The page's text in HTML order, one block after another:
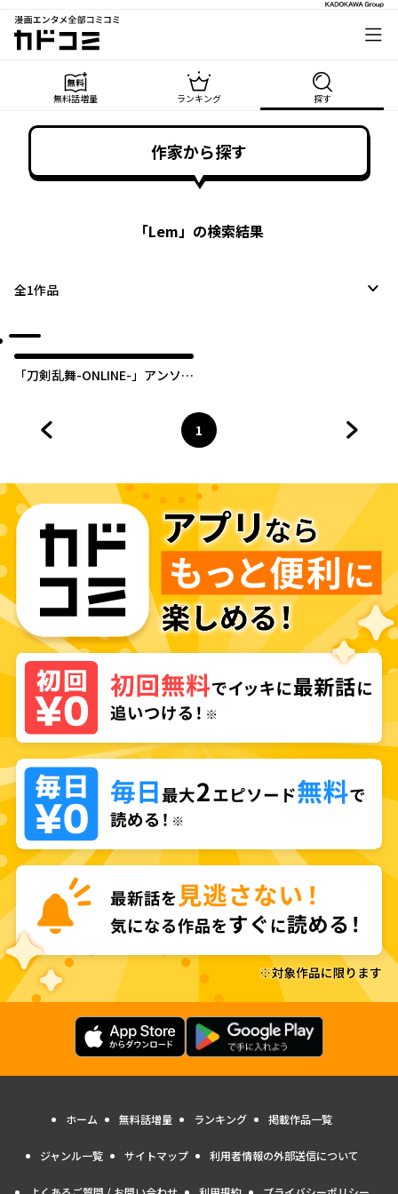
漫画エンタメ全部コミコミ
カドコミ
無料話増量 ランキング 探す
作家から探す
「Lem」の検索結果
全1作品
「刀剣乱舞-ONLINE-」アンソロ
ページ
1
へ
ホーム 無料話増量 ランキング 掲載作品一覧
ジャンル一覧 サイトマップ 利用者情報の外部送信について